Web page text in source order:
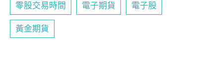
零股交易時間 電子期貨 電子股
黃金期貨